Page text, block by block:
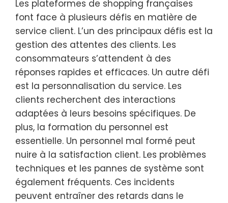
Les plateformes de shopping françaises
font face à plusieurs défis en matière de
service client. L’un des principaux défis est la
gestion des attentes des clients. Les
consommateurs s’attendent à des
réponses rapides et efficaces. Un autre défi
est la personnalisation du service. Les
clients recherchent des interactions
adaptées à leurs besoins spécifiques. De
plus, la formation du personnel est
essentielle. Un personnel mal formé peut
nuire à la satisfaction client. Les problèmes
techniques et les pannes de système sont
également fréquents. Ces incidents
peuvent entraîner des retards dans le